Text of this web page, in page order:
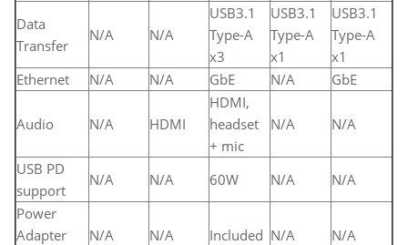
Data
Transfer
N/A N/A
USB3.1
Type-A
x3
USB3.1
Type-A
x1
USB3.1
Type-A
x1
Ethernet
N/A N/A GbE N/A GbE
Audio N/A HDMI
HDMI,
headset
+ mic
N/A N/A
USB PD
support
N/A N/A 60W N/A
N/A
Power
Adapter
N/A N/A Included N/A N/A